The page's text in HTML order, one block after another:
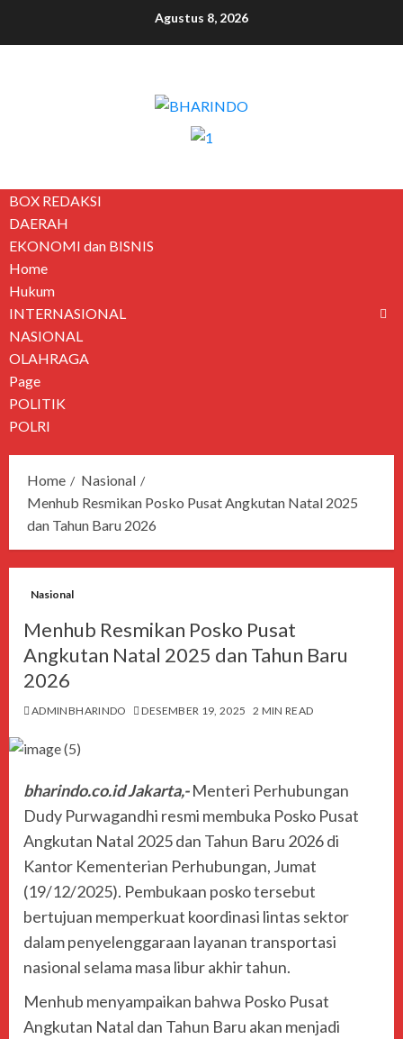
Agustus 8, 2026
BOX REDAKSI
DAERAH
EKONOMI dan BISNIS
Home
Hukum
INTERNASIONAL
NASIONAL
OLAHRAGA
Page
POLITIK
POLRI
Home
Nasional
Menhub Resmikan Posko Pusat Angkutan Natal 2025
dan Tahun Baru 2026
Nasional
Menhub Resmikan Posko Pusat
Angkutan Natal 2025 dan Tahun Baru
2026
ADMINBHARINDO DESEMBER 19, 2025 2 MIN READ
bharindo.co.id Jakarta,-Menteri Perhubungan
Dudy Purwagandhi resmi membuka Posko Pusat
Angkutan Natal 2025 dan Tahun Baru 2026 di
Kantor Kementerian Perhubungan, Jumat
(19/12/2025). Pembukaan posko tersebut
bertujuan memperkuat koordinasi lintas sektor
dalam penyelenggaraan layanan transportasi
nasional selama masa libur akhir tahun.
Menhub menyampaikan bahwa Posko Pusat
Angkutan Natal dan Tahun Baru akan menjadi